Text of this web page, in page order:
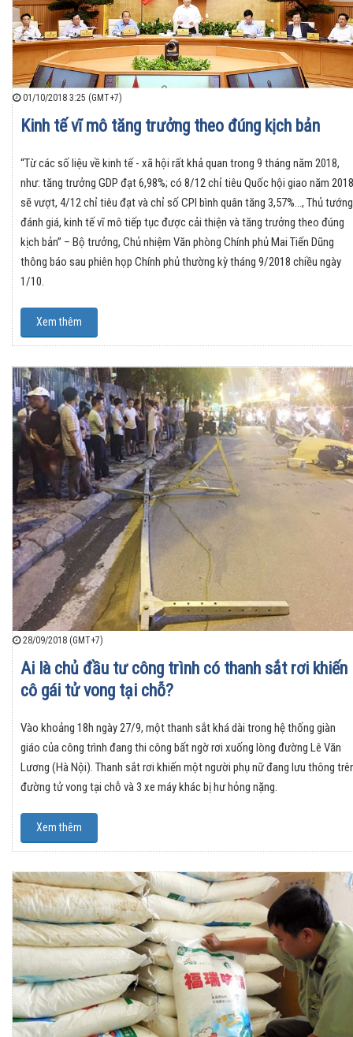
01/10/2018 3:25 (GMT+7)
Kinh tế vĩ mô tăng trưởng theo đúng kịch bản
“Từ các số liệu về kinh tế - xã hội rất khả quan trong 9 tháng năm 2018,
như: tăng trưởng GDP đạt 6,98%; có 8/12 chỉ tiêu Quốc hội giao năm 2018
sẽ vượt, 4/12 chỉ tiêu đạt và chỉ số CPI bình quân tăng 3,57%..., Thủ tướng
đánh giá, kinh tế vĩ mô tiếp tục được cải thiện và tăng trưởng theo đúng
kịch bản” – Bộ trưởng, Chủ nhiệm Văn phòng Chính phủ Mai Tiến Dũng
thông báo sau phiên họp Chính phủ thường kỳ tháng 9/2018 chiều ngày
1/10.
Xem thêm
28/09/2018 (GMT+7)
Ai là chủ đầu tư công trình có thanh sắt rơi khiến
cô gái tử vong tại chỗ?
Vào khoảng 18h ngày 27/9, một thanh sắt khá dài trong hệ thống giàn
giáo của công trình đang thi công bất ngờ rơi xuống lòng đường Lê Văn
Lương (Hà Nội). Thanh sắt rơi khiến một người phụ nữ đang lưu thông
đường tử vong tại chỗ và 3 xe máy khác bị hư hỏng nặng.
Xem thêm